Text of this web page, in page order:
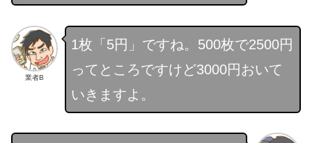
業者B
1枚「5円」ですね。500枚で2500円
ってところですけど3000円おいて
いきますよ。